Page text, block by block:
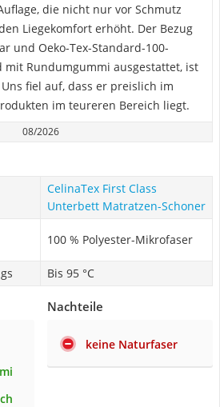
die nicht nur vor Schmutz
Liegekomfort erhöht. Der Bezug
und Oeko-Tex-Standard-100-
Rundumgummi ausgestattet, ist
fiel auf, dass er preislich im
im teureren Bereich liegt.
08/2026
CelinaTex First Class
Unterbett Matratzen-Schoner
100 % Polyester-Mikrofaser
Bis 95 °C
Nachteile
keine Naturfaser